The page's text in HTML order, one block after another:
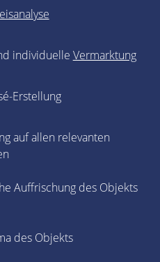
individuelle Vermarktung
Erstellung
auf allen relevanten
Auffrischung des Objekts
des Objekts